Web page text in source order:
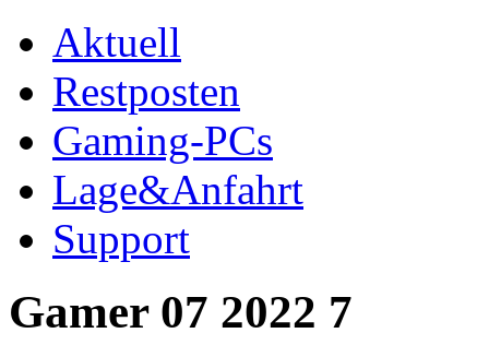
Aktuell
Restposten
Gaming-PCs
Lage&Anfahrt
Support
Gamer 07 2022 7